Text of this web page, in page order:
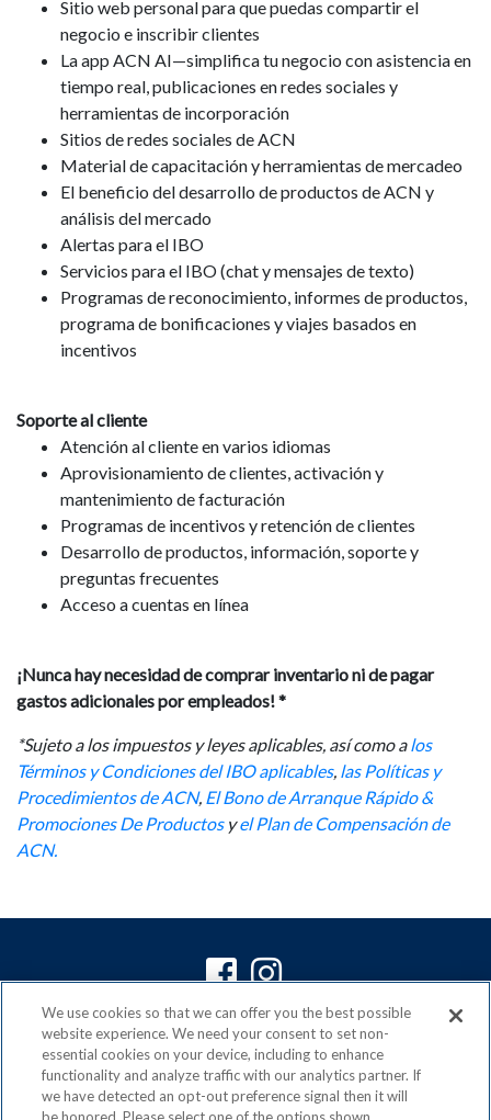
Sitio web personal para que puedas compartir el
negocio e inscribir clientes
La app ACN AI—simplifica tu negocio con asistencia en
tiempo real, publicaciones en redes sociales y
herramientas de incorporación
Sitios de redes sociales de ACN
Material de capacitación y herramientas de mercadeo
El beneficio del desarrollo de productos de ACN y
análisis del mercado
Alertas para el IBO
Servicios para el IBO (chat y mensajes de texto)
Programas de reconocimiento, informes de productos,
programa de bonificaciones y viajes basados en
incentivos
Soporte al cliente
Atención al cliente en varios idiomas
Aprovisionamiento de clientes, activación y
mantenimiento de facturación
Programas de incentivos y retención de clientes
Desarrollo de productos, información, soporte y
preguntas frecuentes
Acceso a cuentas en línea
¡Nunca hay necesidad de comprar inventario ni de pagar
gastos adicionales por empleados! *
*Sujeto a los impuestos y leyes aplicables, así como alos
Términos y Condiciones del IBO aplicables, las Políticas y
Procedimientos de ACN, El Bono de Arranque Rápido &
Promociones De Productosyel Plan de Compensación de
ACN.
ACN es un miembro orgulloso de laDirect Selling
Association
y signatario delDSA Code of Ethics
We use cookies so that we can offer you the best possible
website experience. We need your consent to set non-
essential cookies on your device, including to enhance
functionality and analyze traffic with our analytics partner. If
we have detected an opt-out preference signal then it will